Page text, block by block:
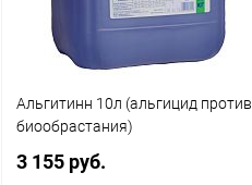
Альгитинн 10л (альгицид против
биообрастания)
3 155 руб.